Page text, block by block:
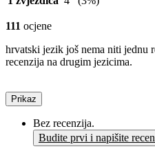
111 ocjene
hrvatski jezik još nema niti jednu
recenzija na drugim jezicima.
Prikaz
Bez recenzija.
Budite prvi i napišite